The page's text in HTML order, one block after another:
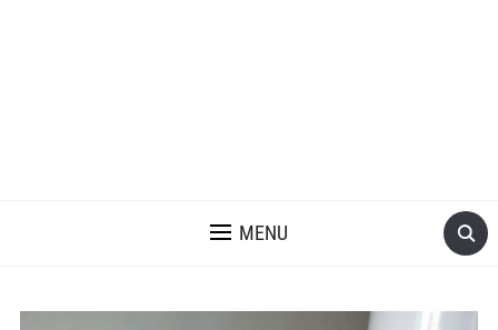
MENU